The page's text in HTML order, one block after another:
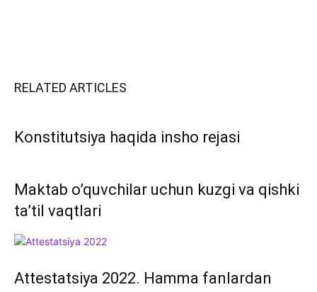
RELATED ARTICLES
Konstitutsiya haqida insho rejasi
Maktab o’quvchilar uchun kuzgi va qishki
ta’til vaqtlari
Attestatsiya 2022. Hamma fanlardan